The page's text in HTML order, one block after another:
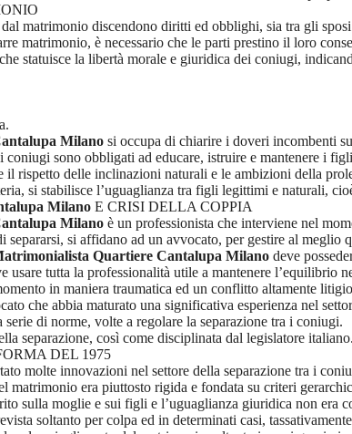
matrimonio discendono diritti ed obblighi, sia tra gli
matrimonio, è necessario che le parti prestino il loro
statuisce la libertà morale e giuridica dei coniugi,
Milano si occupa di chiarire i doveri incombenti
coniugi sono obbligati ad educare, istruire e mantenere i
il rispetto delle inclinazioni naturali e le ambizioni della
si stabilisce l’uguaglianza tra figli legittimi e naturali,
Milano E CRISI DELLA COPPIA
Milano è un professionista che interviene nel
si affidano ad un avvocato, per gestire al meglio
Quartiere Cantalupa Milano deve
usare tutta la professionalità utile a mantenere l’equilibrio
in maniera traumatica ed un conflitto altamente
che abbia maturato una significativa esperienza nel
di norme, volte a regolare la separazione tra i coniugi.
separazione, così come disciplinata dal legislatore italiano.
DEL 1975
molte innovazioni nel settore della separazione tra i
matrimonio era piuttosto rigida e fondata su criteri
sulla moglie e sui figli e l’uguaglianza giuridica non era
soltanto per colpa ed in determinati casi,